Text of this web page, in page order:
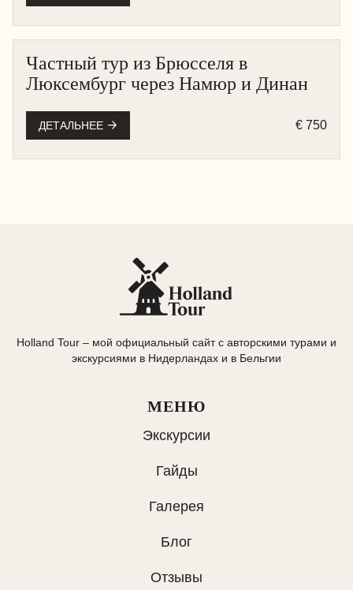
БЕЛЬГИЯ
НА МАШИНЕ
Частный тур из Брюсселя в
Люксембург через Намюр и Динан
ДЕТАЛЬНЕЕ € 750
Holland Tour – мой официальный сайт с авторскими турами и
экскурсиями в Нидерландах и в Бельгии
МЕНЮ
Экскурсии
Гайды
Галерея
Блог
Отзывы